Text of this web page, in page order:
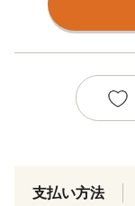
支払い方法